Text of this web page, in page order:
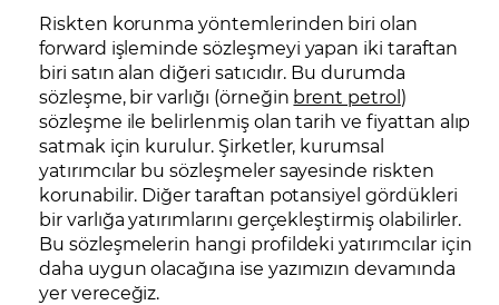
Riskten korunma yöntemlerinden biri olan
forward işleminde sözleşmeyi yapan iki taraftan
biri satın alan diğeri satıcıdır. Bu durumda
sözleşme, bir varlığı (örneğin brent petrol)
sözleşme ile belirlenmiş olan tarih ve fiyattan alıp
satmak için kurulur. Şirketler, kurumsal
yatırımcılar bu sözleşmeler sayesinde riskten
korunabilir. Diğer taraftan potansiyel gördükleri
bir varlığa yatırımlarını gerçekleştirmiş olabilirler.
Bu sözleşmelerin hangi profildeki yatırımcılar için
daha uygun olacağına ise yazımızın devamında
yer vereceğiz.